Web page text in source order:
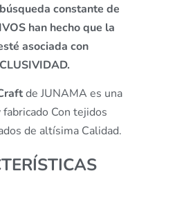
constante de
han hecho que la
asociada con
de JUNAMA es una
Con tejidos
de altísima Calidad.